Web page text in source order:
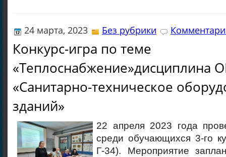
24 марта, 2023 Без рубрики
Конкурс-игра по теме
«Теплоснабжение»дисциплина
«Санитарно-техническое
зданий»
22 апреля 2023 года
среди обучающихся 3-го
Г-34). Мероприятие